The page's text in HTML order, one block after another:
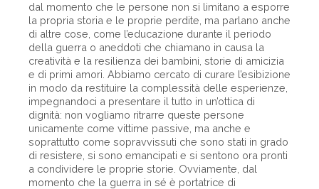
dal momento che le persone non si limitano a esporre
la propria storia e le proprie perdite, ma parlano anche
di altre cose, come l’educazione durante il periodo
della guerra o aneddoti che chiamano in causa la
creatività e la resilienza dei bambini, storie di amicizia
e di primi amori. Abbiamo cercato di curare l’esibizione
in modo da restituire la complessità delle esperienze,
impegnandoci a presentare il tutto in un’ottica di
dignità: non vogliamo ritrarre queste persone
unicamente come vittime passive, ma anche e
soprattutto come sopravvissuti che sono stati in grado
di resistere, si sono emancipati e si sentono ora pronti
a condividere le proprie storie. Ovviamente, dal
momento che la guerra in sé è portatrice di